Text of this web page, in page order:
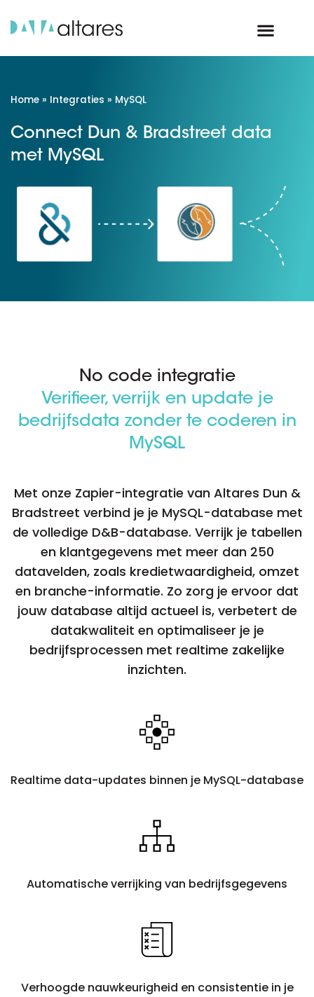
Home » Integraties » MySQL
Connect Dun & Bradstreet data
met MySQL
No code integratie
Verifieer, verrijk en update je
bedrijfsdata zonder te coderen in
MySQL
Met onze Zapier-integratie van Altares Dun &
Bradstreet verbind je je MySQL-database met
de volledige D&B-database. Verrijk je tabellen
en klantgegevens met meer dan 250
datavelden, zoals kredietwaardigheid, omzet
en branche-informatie. Zo zorg je ervoor dat
jouw database altijd actueel is, verbetert de
datakwaliteit en optimaliseer je je
bedrijfsprocessen met realtime zakelijke
inzichten.
Realtime data-updates binnen je MySQL-database
Automatische verrijking van bedrijfsgegevens
Verhoogde nauwkeurigheid en consistentie in je